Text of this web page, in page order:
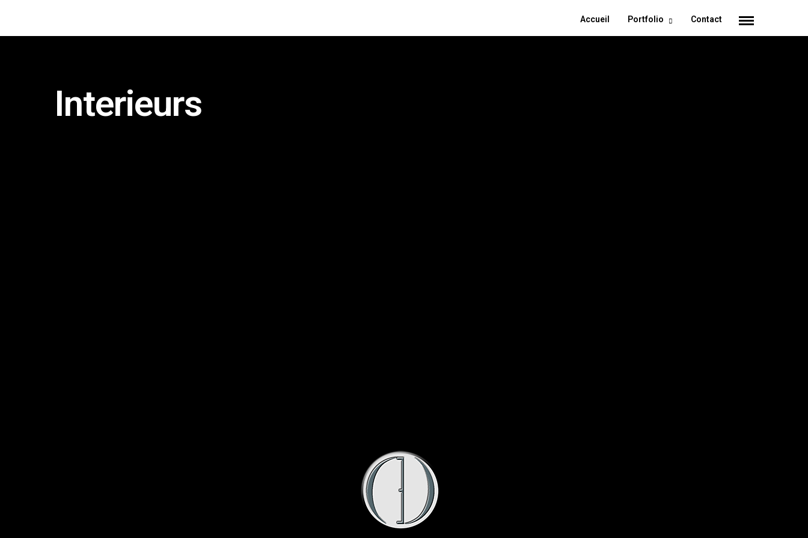
Accueil Portfolio Contact
Interieurs